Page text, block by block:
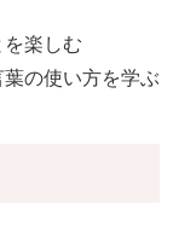
を楽しむ
の使い方を学ぶ